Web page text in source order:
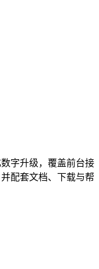
字升级，覆盖前台接
配套文档、下载与帮